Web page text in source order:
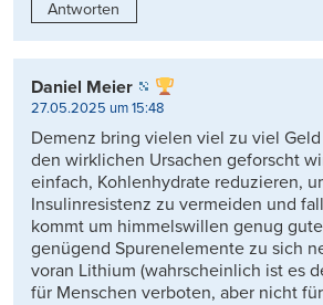
Antworten
Daniel Meier
27.05.2025 um 15:48
Demenz bring vielen viel zu viel Geld
den wirklichen Ursachen geforscht
einfach, Kohlenhydrate reduzieren,
Insulinresistenz zu vermeiden und
kommt um himmelswillen genug
genügend Spurenelemente zu sich
voran Lithium (wahrscheinlich ist es
für Menschen verboten, aber nicht